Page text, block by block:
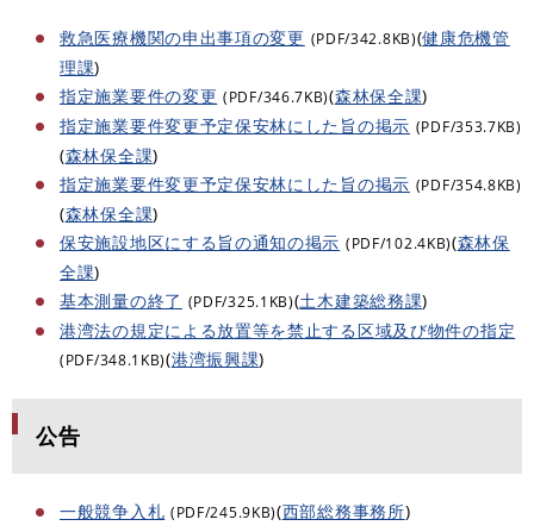
救急医療機関の申出事項の変更 (PDF/342.8KB)(健康危機管
理課)
指定施業要件の変更 (PDF/346.7KB)(森林保全課)
指定施業要件変更予定保安林にした旨の掲示 (PDF/353.7KB)
(森林保全課)
指定施業要件変更予定保安林にした旨の掲示 (PDF/354.8KB)
(森林保全課)
保安施設地区にする旨の通知の掲示 (PDF/102.4KB)(森林保
全課)
基本測量の終了 (PDF/325.1KB)(土木建築総務課)
港湾法の規定による放置等を禁止する区域及び物件の指定
(PDF/348.1KB)(港湾振興課)
公告
一般競争入札 (PDF/245.9KB)(西部総務事務所)